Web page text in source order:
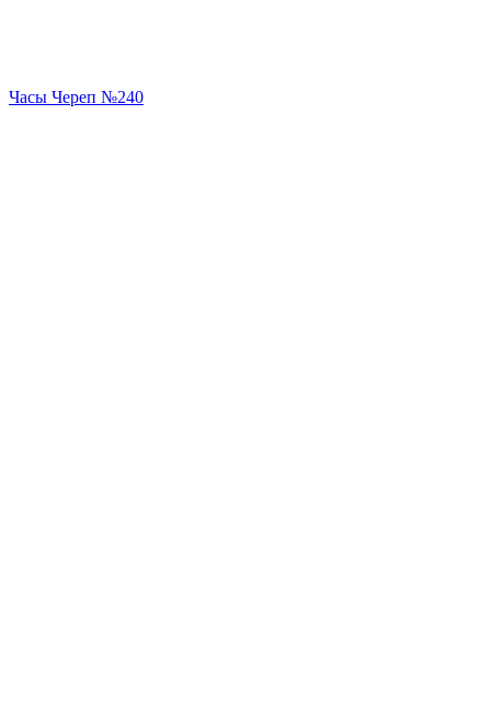
Часы Череп №240